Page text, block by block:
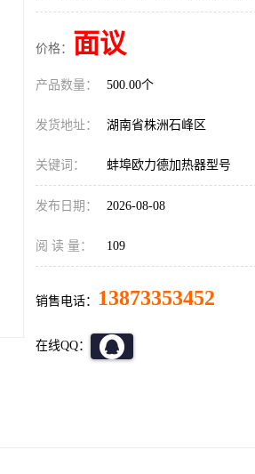
价格： 面议
产品数量： 500.00个
发货地址： 湖南省株洲石峰区
关键词： 蚌埠欧力德加热器型号
发布日期： 2026-08-08
阅 读 量： 109
销售电话： 13873353452
在线QQ：